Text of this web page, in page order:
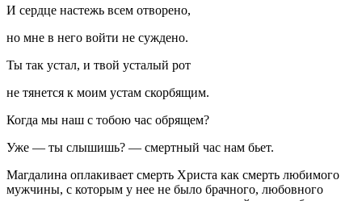
И сердце настежь всем отворено,
но мне в него войти не суждено.
Ты так устал, и твой усталый рот
не тянется к моим устам скорбящим.
Когда мы наш с тобою час обрящем?
Уже — ты слышишь? — смертный час нам бьет.
Магдалина оплакивает смерть Христа как смерть любимого
мужчины, с которым у нее не было брачного, любовного